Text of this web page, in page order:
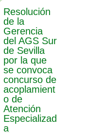
Resolución
de la
Gerencia
del AGS Sur
de Sevilla
por la que
se convoca
concurso de
acoplamient
o de
Atención
Especializad
a